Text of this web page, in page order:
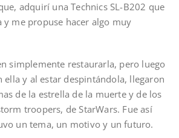
adquirí una Technics SL-B202 que
y me propuse hacer algo muy
simplemente restaurarla, pero luego
ella y al estar despintándola, llegaron
de la estrella de la muerte y de los
troopers, de StarWars. Fue así
un tema, un motivo y un futuro.